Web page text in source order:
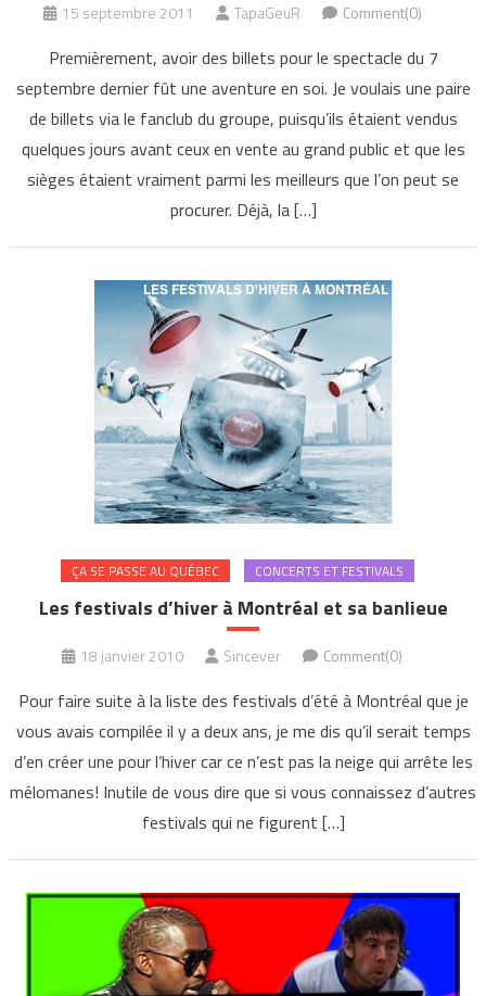
15 septembre 2011 TapaGeuR Comment(0)
Premièrement, avoir des billets pour le spectacle du 7
septembre dernier fût une aventure en soi. Je voulais une paire
de billets via le fanclub du groupe, puisqu’ils étaient vendus
quelques jours avant ceux en vente au grand public et que les
sièges étaient vraiment parmi les meilleurs que l’on peut se
procurer. Déjà, la […]
ÇA SE PASSE AU QUÉBEC CONCERTS ET FESTIVALS
Les festivals d’hiver à Montréal et sa banlieue
18 janvier 2010 Sincever Comment(0)
Pour faire suite à la liste des festivals d’été à Montréal que je
vous avais compilée il y a deux ans, je me dis qu’il serait temps
d’en créer une pour l’hiver car ce n’est pas la neige qui arrête les
mélomanes! Inutile de vous dire que si vous connaissez d’autres
festivals qui ne figurent […]